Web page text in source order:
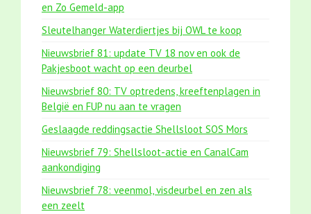
en Zo Gemeld-app
Sleutelhanger Waterdiertjes bij OWL te koop
Nieuwsbrief 81: update TV 18 nov en ook de
Pakjesboot wacht op een deurbel
Nieuwsbrief 80: TV optredens, kreeftenplagen in
België en FUP nu aan te vragen
Geslaagde reddingsactie Shellsloot SOS Mors
Nieuwsbrief 79: Shellsloot-actie en CanalCam
aankondiging
Nieuwsbrief 78: veenmol, visdeurbel en zen als
een zeelt